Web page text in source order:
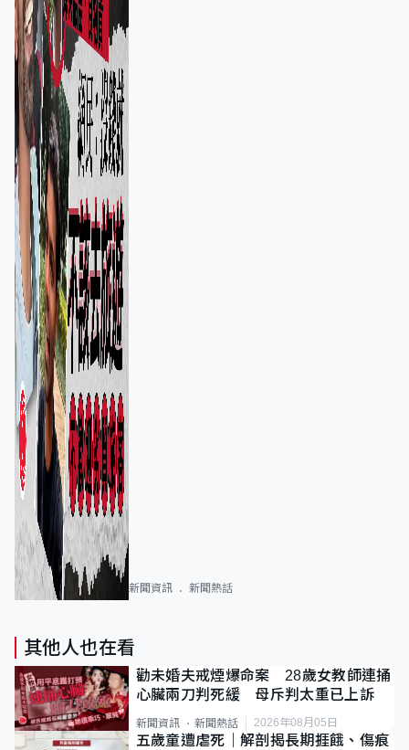
新聞資訊 新聞熱話
其他人也在看
勸未婚夫戒煙爆命案 28歲女教師連捅
心臟兩刀判死緩 母斥判太重已上訴
新聞資訊 新聞熱話 2026年08月05日
五歲童遭虐死｜解剖揭長期捱餓、傷痕